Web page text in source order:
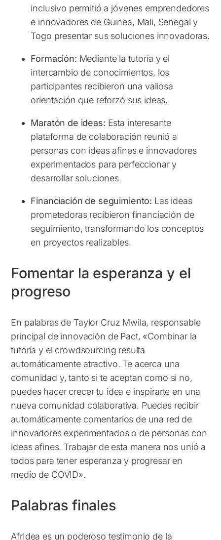
inclusivo permitió a jóvenes emprendedores
e innovadores de Guinea, Mali, Senegal y
Togo presentar sus soluciones innovadoras.
Formación: Mediante la tutoría y el
intercambio de conocimientos, los
participantes recibieron una valiosa
orientación que reforzó sus ideas.
Maratón de ideas: Esta interesante
plataforma de colaboración reunió a
personas con ideas afines e innovadores
experimentados para perfeccionar y
desarrollar soluciones.
Financiación de seguimiento: Las ideas
prometedoras recibieron financiación de
seguimiento, transformando los conceptos
en proyectos realizables.
Fomentar la esperanza y el
progreso
En palabras de Taylor Cruz Mwila, responsable
principal de innovación de Pact, «Combinar la
tutoría y el crowdsourcing resulta
automáticamente atractivo. Te acerca una
comunidad y, tanto si te aceptan como si no,
puedes hacer crecer tu idea e inspirarte en una
nueva comunidad colaborativa. Puedes recibir
automáticamente comentarios de una red de
innovadores experimentados o de personas con
ideas afines. Trabajar de esta manera nos unió a
todos para tener esperanza y progresar en
medio de COVID».
Palabras finales
AfrIdea es un poderoso testimonio de la